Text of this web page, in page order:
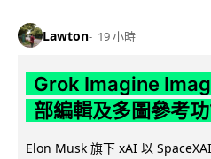
Lawton 19 小時
Grok Imagine
部編輯及多圖參考
Elon Musk 旗下 xAI 以